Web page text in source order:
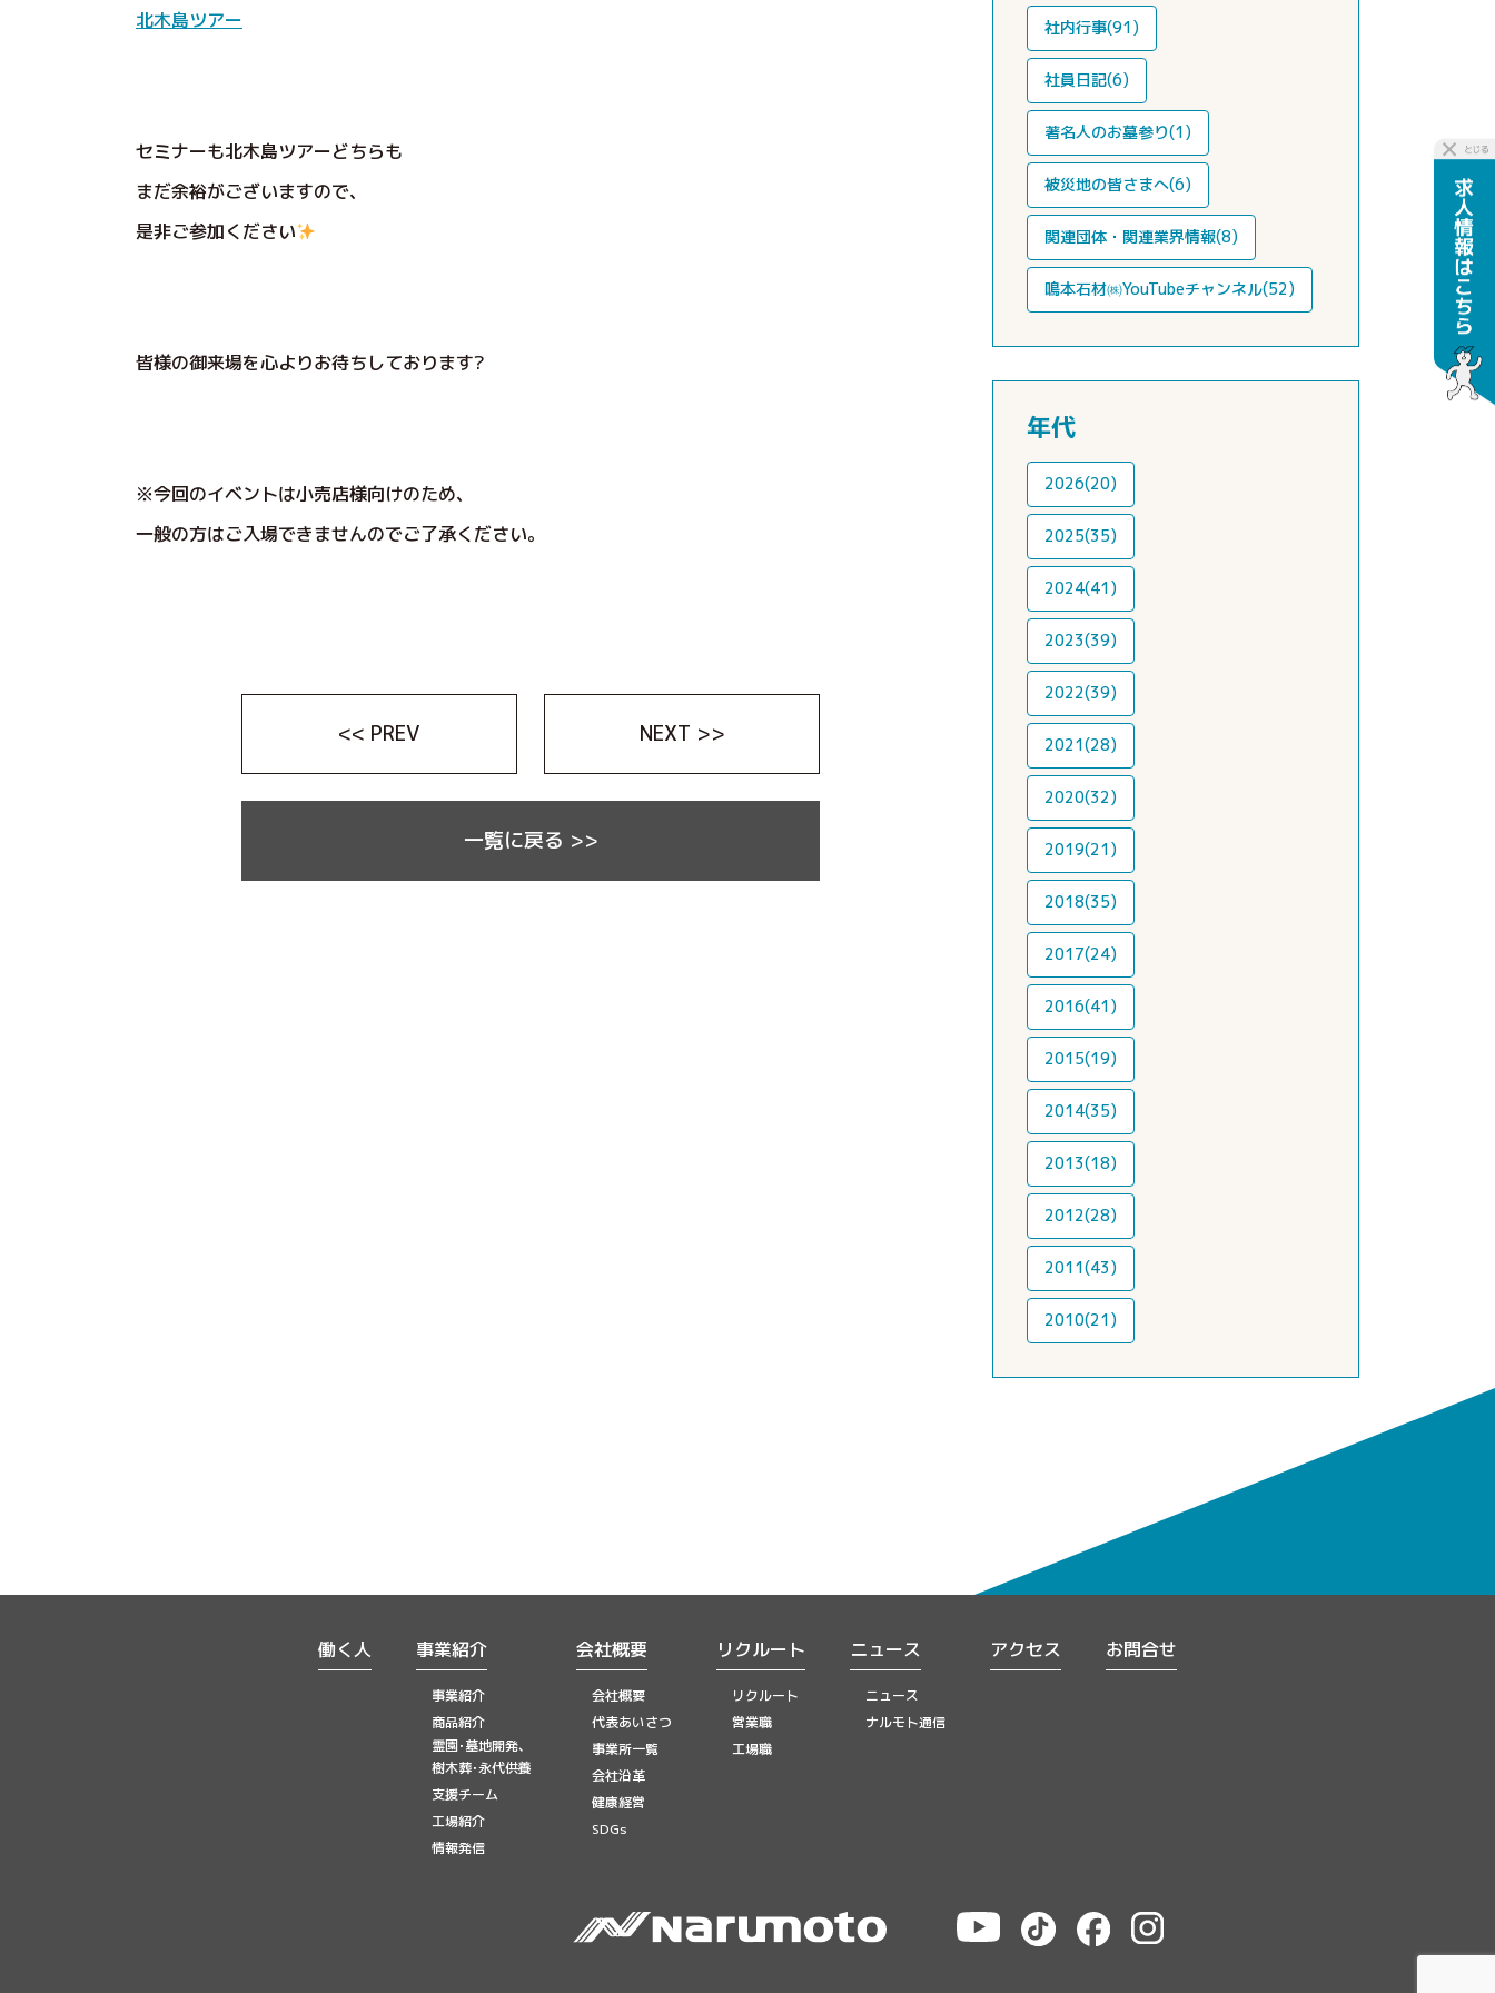
北木島ツアー
セミナーも北木島ツアーどちらも
まだ余裕がございますので、
是非ご参加ください
皆様の御来場を心よりお待ちしております?
※今回のイベントは小売店様向けのため、
一般の方はご入場できませんのでご了承ください。
<< PREV NEXT >>
一覧に戻る >>
社内行事(91)
社員日記(6)
著名人のお墓参り(1)
被災地の皆さまへ(6)
関連団体・関連業界情報(8)
鳴本石材㈱YouTubeチャンネル(52)
年代
2026(20)
2025(35)
2024(41)
2023(39)
2022(39)
2021(28)
2020(32)
2019(21)
2018(35)
2017(24)
2016(41)
2015(19)
2014(35)
2013(18)
2012(28)
2011(43)
2010(21)
働く人 事業紹介
事業紹介
商品紹介
霊園･墓地開発、
樹木葬･永代供養
支援チーム
工場紹介
情報発信
会社概要
会社概要
代表あいさつ
事業所一覧
会社沿革
健康経営
SDGs
リクルート
リクルート
営業職
工場職
ニュース
ニュース
ナルモト通信
アクセス お問合せ